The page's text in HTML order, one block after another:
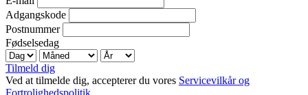
Adgangskode
Postnummer
Fødselsedag
Tilmeld dig
Ved at tilmelde dig, accepterer du vores Servicevilkår og
Fortrolighedspolitik.